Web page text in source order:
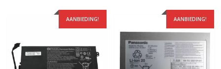
AANBIEDING! AANBIEDING!